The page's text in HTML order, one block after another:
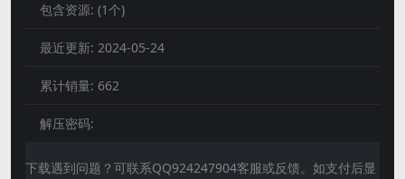
包含资源: (1个)
最近更新: 2024-05-24
累计销量: 662
解压密码:
下载遇到问题？可联系QQ924247904客服或反馈。如支付后显